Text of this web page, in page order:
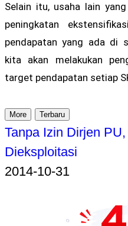
Selain itu, usaha lain
peningkatan
pendapatan yang ada di
kita akan melakukan
target pendapatan setiap
More Terbaru
Tanpa Izin Dirjen
Dieksploitasi
2014-10-31